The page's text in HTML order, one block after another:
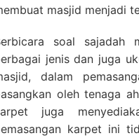
masjid menjadi
soal sajadah
jenis dan juga
dalam
oleh tenaga
juga
karpet ini